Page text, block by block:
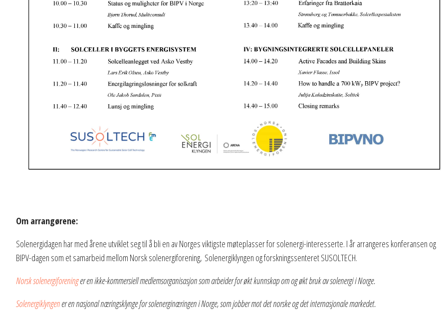
Om arrangørene:
Solenergidagen har med årene utviklet seg til å bli en av Norges viktigste møteplasser for solenergi-interesserte. I år arrangeres konferansen og
BIPV-dagen som et samarbeid mellom Norsk solenergiforening, Solenergiklyngen og forskningssenteret SUSOLTECH.
Norsk solenergiforeninger en ikke-kommersiell medlemsorganisasjon som arbeider for økt kunnskap om og økt bruk av solenergi i Norge.
Solenergiklyngener en nasjonal næringsklynge for solenerginæringen i Norge, som jobber mot det norske og det internasjonale markedet.